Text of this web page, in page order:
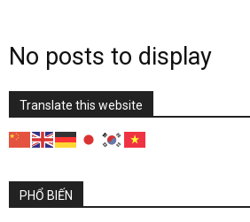
No posts to display
Translate this website
PHỔ BIẾN